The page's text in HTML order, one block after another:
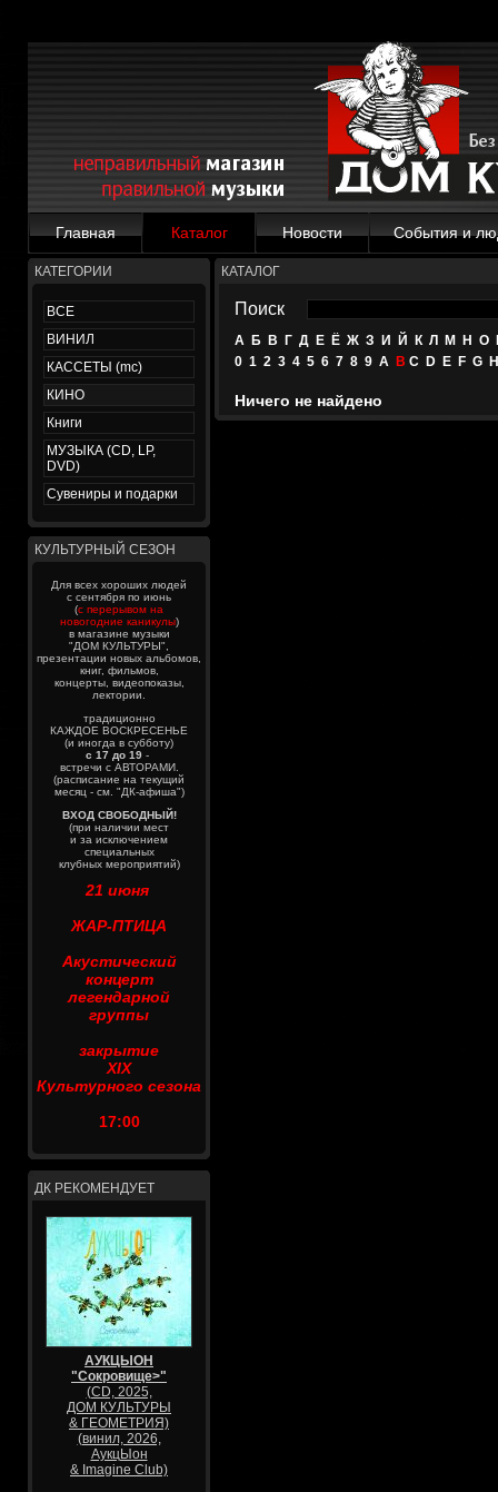
Главная Каталог Новости События и
КАТЕГОРИИ
ВСЕ
ВИНИЛ
КАССЕТЫ (mc)
КИНО
Книги
МУЗЫКА (CD, LP,
DVD)
Сувениры и подарки
КУЛЬТУРНЫЙ СЕЗОН
Для всех хороших людей
с сентября по июнь
(с перерывом на
новогодние каникулы)
в магазине музыки
"ДОМ КУЛЬТУРЫ",
презентации новых альбомов,
книг, фильмов,
концерты, видеопоказы,
лектории.
традиционно
КАЖДОЕ ВОСКРЕСЕНЬЕ
(и иногда в субботу)
с 17 до 19 -
встречи с АВТОРАМИ.
(расписание на текущий
месяц - см. "ДК-афиша")
ВХОД СВОБОДНЫЙ!
(при наличии мест
и за исключением
специальных
клубных мероприятий)
21 июня
ЖАР-ПТИЦА
Акустический
концерт
легендарной
группы
закрытие
XIX
Культурного сезона
17:00
ДК РЕКОМЕНДУЕТ
АУКЦЫОН
"Сокровище>"
(CD, 2025,
ДОМ КУЛЬТУРЫ
& ГЕОМЕТРИЯ)
(винил, 2026,
АукцЫон
& Imagine Club)
КАТАЛОГ
Поиск
А Б В Г Д Е Ё Ж З И Й К Л М Н О
0 1 2 3 4 5 6 7 8 9 A B C D E F G H
Ничего не найдено